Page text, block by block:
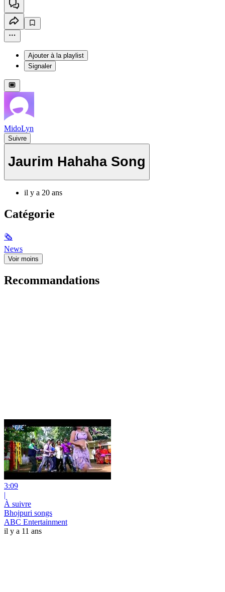
Ajouter à la playlist
Signaler
MidoLyn
Suivre
Jaurim Hahaha Song
il y a 20 ans
Catégorie
🗞
News
Voir moins
Recommandations
3:09
|
À suivre
Bhojpuri songs
ABC Entertainment
il y a 11 ans